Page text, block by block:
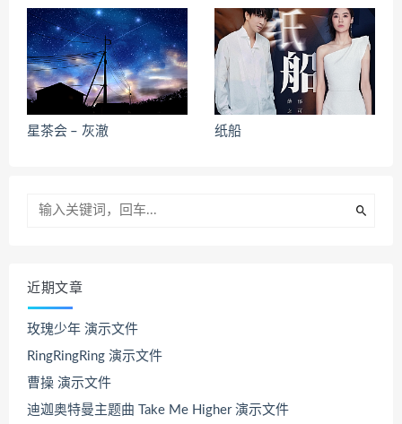
星茶会 – 灰澈 纸船
近期文章
玫瑰少年 演示文件
RingRingRing 演示文件
曹操 演示文件
迪迦奥特曼主题曲 Take Me Higher 演示文件